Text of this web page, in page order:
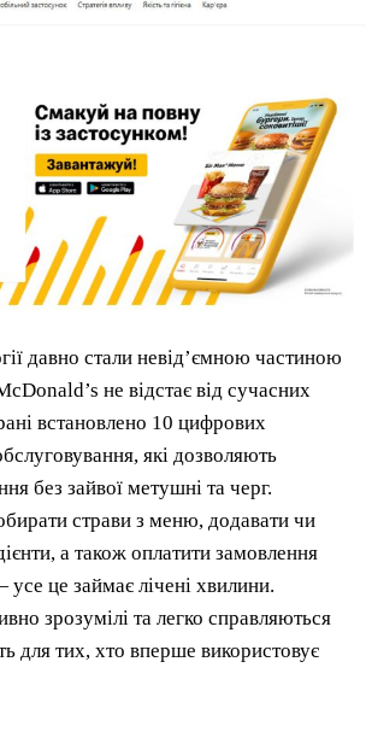
давно стали невід’ємною частиною
не відстає від сучасних
встановлено 10 цифрових
які дозволяють
без зайвої метушні та черг.
страви з меню, додавати чи
а також оплатити замовлення
це займає лічені хвилини.
зрозумілі та легко справляються
для тих, хто вперше використовує